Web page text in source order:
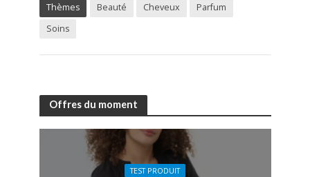
Thèmes Beauté Cheveux
Parfum
Soins
Offres du moment
TEST PRODUIT